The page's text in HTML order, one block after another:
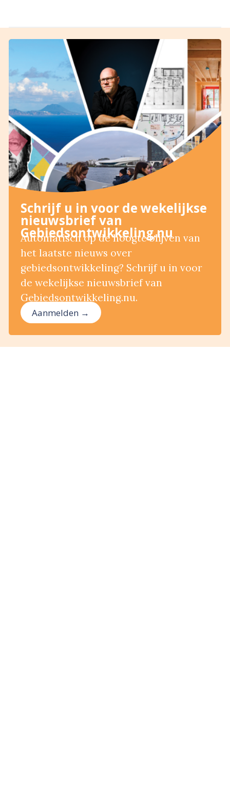
Schrijf u in voor de wekelijkse
nieuwsbrief van
Gebiedsontwikkeling.nu
Automatisch op de hoogte blijven van
het laatste nieuws over
gebiedsontwikkeling? Schrijf u in voor
de wekelijkse nieuwsbrief van
Gebiedsontwikkeling.nu.
Aanmelden →